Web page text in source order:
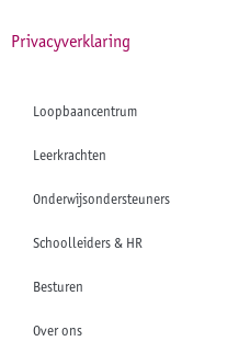
Privacyverklaring
Loopbaancentrum
Leerkrachten
Onderwijsondersteuners
Schoolleiders & HR
Besturen
Over ons